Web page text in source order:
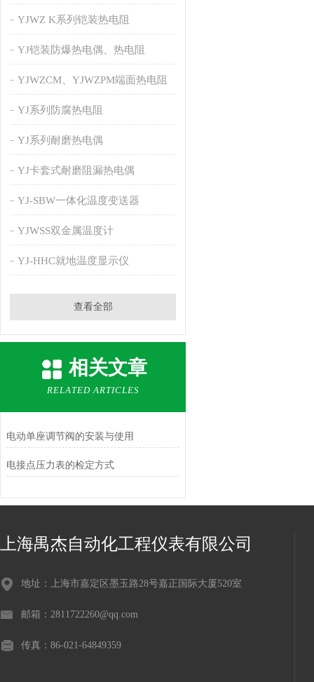
YJWZ K系列铠装热电阻
YJ铠装防爆热电偶、热电阻
YJWZCM、YJWZPM端面热电阻
YJ系列防腐热电阻
YJ系列耐磨热电偶
YJ卡套式耐磨阻漏热电偶
YJ-SBW一体化温度变送器
YJWSS双金属温度计
YJ-HHC就地温度显示仪
查看全部
相关文章
RELATED ARTICLES
电动单座调节阀的安装与使用
电接点压力表的检定方式
上海禺杰自动化工程仪表有限公司
地址：上海市嘉定区墨玉路28号嘉正国际大厦520室
邮箱：2811722260@qq.com
传真：86-021-64849359